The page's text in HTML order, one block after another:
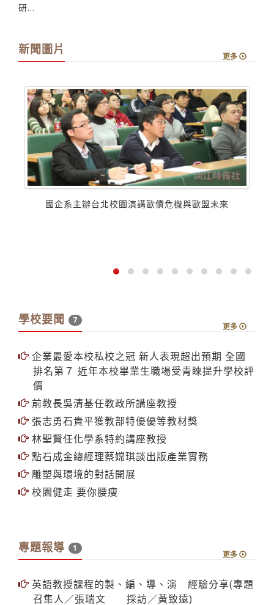
研...
新聞圖片
更多
國企系主辦台北校園演講歐債危機與歐盟未來
學校要聞 7
更多
企業最愛本校私校之冠 新人表現超出預期 全國
排名第７ 近年本校畢業生職場受青睞提升學校評
價
前教長吳清基任教政所講座教授
張志勇石貴平獲教部特優優等教材獎
林聖賢任化學系特約講座教授
點石成金總經理蔡嫦琪談出版產業實務
雕塑與環境的對話開展
校園健走 要你腰瘦
專題報導 1
更多
英語教授課程的製、編、導、演 經驗分享(專題
召集人／張瑞文 採訪／黃致遠)